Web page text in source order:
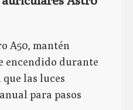
A50, mantén
encendido durante
las luces
para pasos